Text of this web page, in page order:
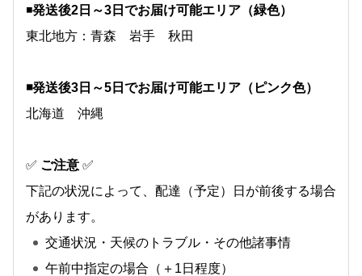
◾️発送後2日～3日でお届け可能エリア（緑色）
東北地方：青森 岩手 秋田
◾️発送後3日～5日でお届け可能エリア（ピンク色）
北海道 沖縄
✅ ご注意 ✅
下記の状況によって、配達（予定）日が前後する場合
があります。
交通状況・天候のトラブル・その他諸事情
午前中指定の場合（＋1日程度）